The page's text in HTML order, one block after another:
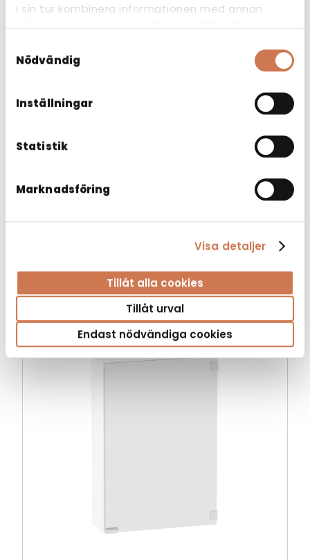
i sin tur kombinera informationen med annan
Nödvändig
Inställningar
Statistik
Marknadsföring
Visa detaljer
Tillåt alla cookies
Tillåt urval
Endast nödvändiga cookies